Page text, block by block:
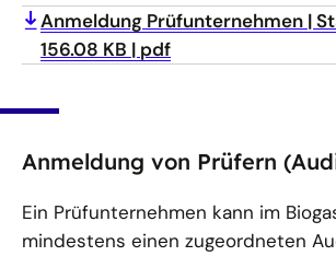
Anmeldung Prüfunternehmen
156.08 KB
pdf
Anmeldung von Prüfern
Ein Prüfunternehmen kann im
mindestens einen zugeordneten